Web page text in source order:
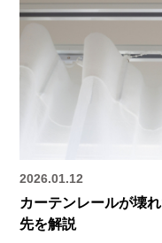
2026.01.12
カーテンレールが壊
先を解説